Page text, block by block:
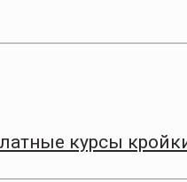
курсы